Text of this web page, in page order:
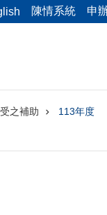
陳情系統 申
之補助 113年度